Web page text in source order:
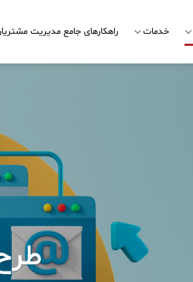
خدمات راهکارهای جامع مدیریت